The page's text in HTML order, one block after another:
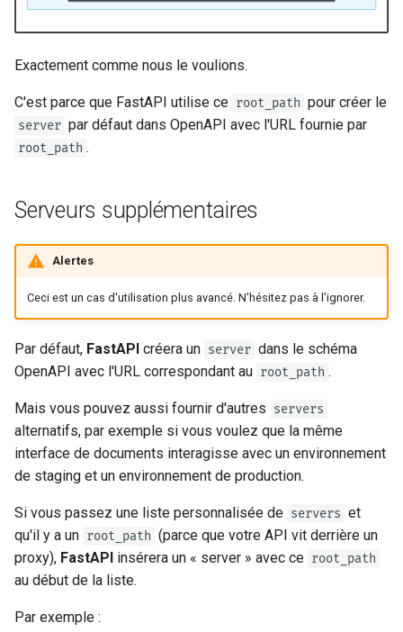
Exactement comme nous le voulions. ✔️
C'est parce que FastAPI utilise ce root_path pour créer le
server par défaut dans OpenAPI avec l'URL fournie par
root_path .
Serveurs supplémentaires
Alertes
Ceci est un cas d'utilisation plus avancé. N'hésitez pas à l'ignorer.
Par défaut, FastAPI créera un server dans le schéma
OpenAPI avec l'URL correspondant au root_path .
Mais vous pouvez aussi fournir d'autres servers
alternatifs, par exemple si vous voulez que la même
interface de documents interagisse avec un environnement
de staging et un environnement de production.
Si vous passez une liste personnalisée de servers et
qu'il y a un root_path (parce que votre API vit derrière un
proxy), FastAPI insérera un « server » avec ce root_path
au début de la liste.
Par exemple :